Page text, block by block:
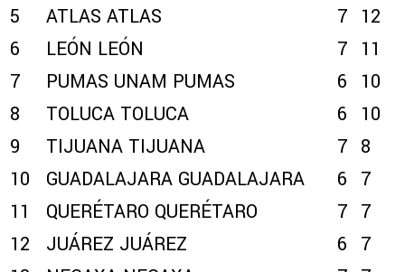
5
ATLAS ATLAS 7 12
6
LEÓN LEÓN 7 11
7
PUMAS UNAM PUMAS 6
10
8
TOLUCA TOLUCA 6
10
9
TIJUANA TIJUANA 7 8
10
GUADALAJARA GUADALAJARA 6 7
11
QUERÉTARO QUERÉTARO 7 7
12
JUÁREZ JUÁREZ 6 7